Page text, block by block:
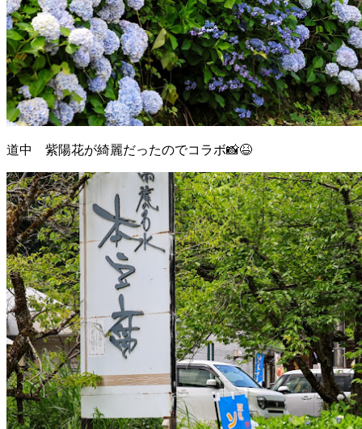
道中 紫陽花が綺麗だったのでコラボ📸😆